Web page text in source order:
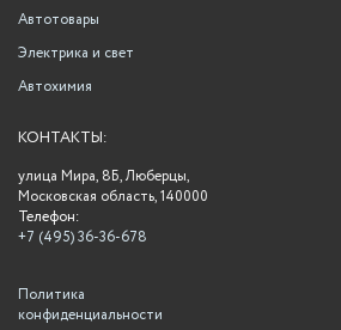
Автотовары
Электрика и свет
Автохимия
КОНТАКТЫ:
улица Мира, 8Б, Люберцы,
Московская область, 140000
Телефон:
+7 (495) 36-36-678
Политика
конфиденциальности